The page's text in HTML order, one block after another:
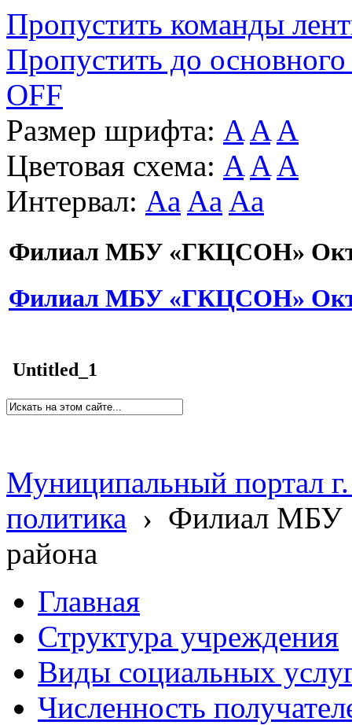
Пропустить команды
Пропустить до основного
OFF
Размер шрифта: A A A
Цветовая схема: A A A
Интервал: Aa Aa Aa
Филиал МБУ «ГКЦСОН»
Филиал МБУ «ГКЦСОН»
Untitled_1
Муниципальный портал
политика › Филиал МБУ
района
Главная
Структура учреждения
Виды социальных
Численность